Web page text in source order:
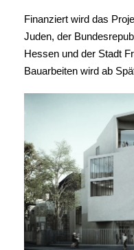
Finanziert wird das
Juden, der
Hessen und der Stadt
Bauarbeiten wird ab